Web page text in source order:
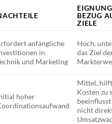
BEZUG
ZIELE
anfängliche
in
und Marketing
Hoch,
das Ziel
hoher
Mittel,
Kosten zu
nicht